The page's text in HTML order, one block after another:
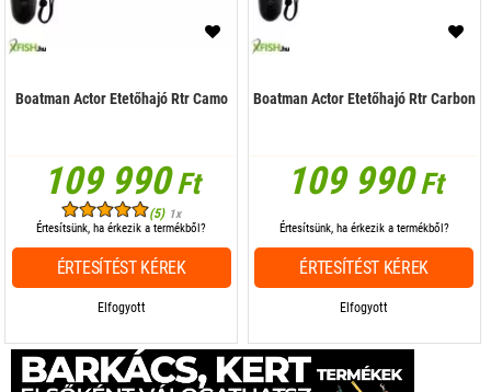
Boatman Actor Etetőhajó Rtr Camo
109 990Ft
(5) 1x
Elfogyott
Értesítsünk, ha érkezik a termékből?
ÉRTESÍTÉST KÉREK
Boatman Actor Etetőhajó Rtr Carbon
109 990Ft
Elfogyott
Értesítsünk, ha érkezik a termékből?
ÉRTESÍTÉST KÉREK